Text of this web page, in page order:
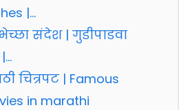
|…
संदेश | गुडीपाडवा
चित्रपट | Famous
in marathi